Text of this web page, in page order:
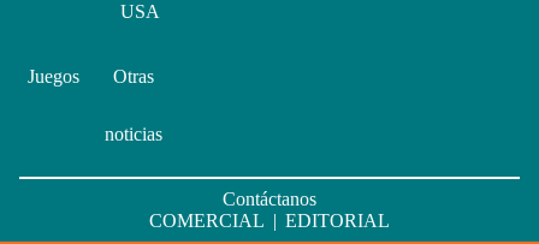
USA
Juegos Otras
noticias
Contáctanos
COMERCIAL | EDITORIAL